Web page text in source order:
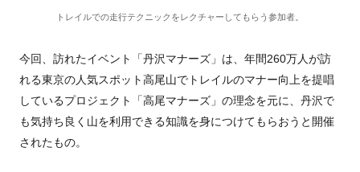
トレイルでの走行テクニックをレクチャーしてもらう参加者。
今回、訪れたイベント「丹沢マナーズ」は、年間260万人が訪
れる東京の人気スポット高尾山でトレイルのマナー向上を提唱
しているプロジェクト「高尾マナーズ」の理念を元に、丹沢で
も気持ち良く山を利用できる知識を身につけてもらおうと開催
されたもの。